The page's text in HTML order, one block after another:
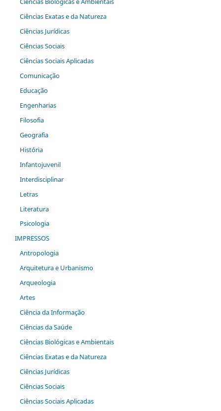
Ciências Exatas e da Natureza
Ciências Jurídicas
Ciências Sociais
Ciências Sociais Aplicadas
Comunicação
Educação
Engenharias
Filosofia
Geografia
História
Infantojuvenil
Interdisciplinar
Letras
Literatura
Psicologia
IMPRESSOS
Antropologia
Arquitetura e Urbanismo
Arqueologia
Artes
Ciência da Informação
Ciências da Saúde
Ciências Biológicas e Ambientais
Ciências Exatas e da Natureza
Ciências Jurídicas
Ciências Sociais
Ciências Sociais Aplicadas